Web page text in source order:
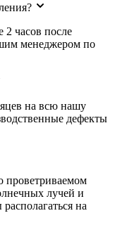
2 часов после
менеджером по
на всю нашу
дефекты
проветриваемом
лучей и
на